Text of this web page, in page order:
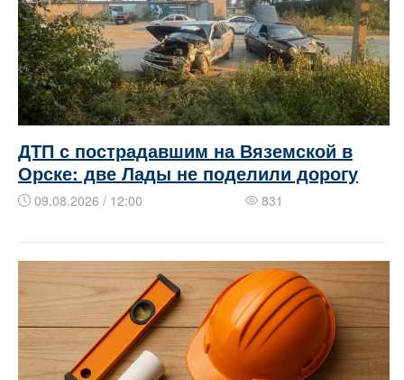
ДТП с пострадавшим на Вяземской в
Орске: две Лады не поделили дорогу
09.08.2026 / 12:00 831